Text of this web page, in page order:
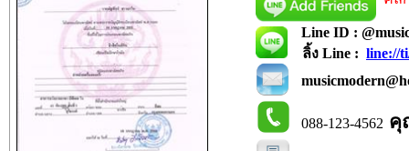
Line ID :
ลิ้ง Line : line://
088-123-4562 คุ